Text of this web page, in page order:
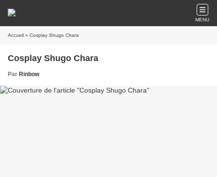
MENU
Accueil » Cosplay Shugo Chara
Cosplay Shugo Chara
Par Rinbow